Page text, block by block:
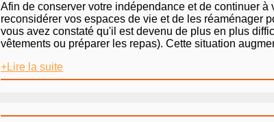
Afin de conserver votre indépendance et de continuer
reconsidérer vos espaces de vie et de les réaménager
vous avez constaté qu'il est devenu de plus en plus
vêtements ou préparer les repas). Cette situation
+Lire la suite